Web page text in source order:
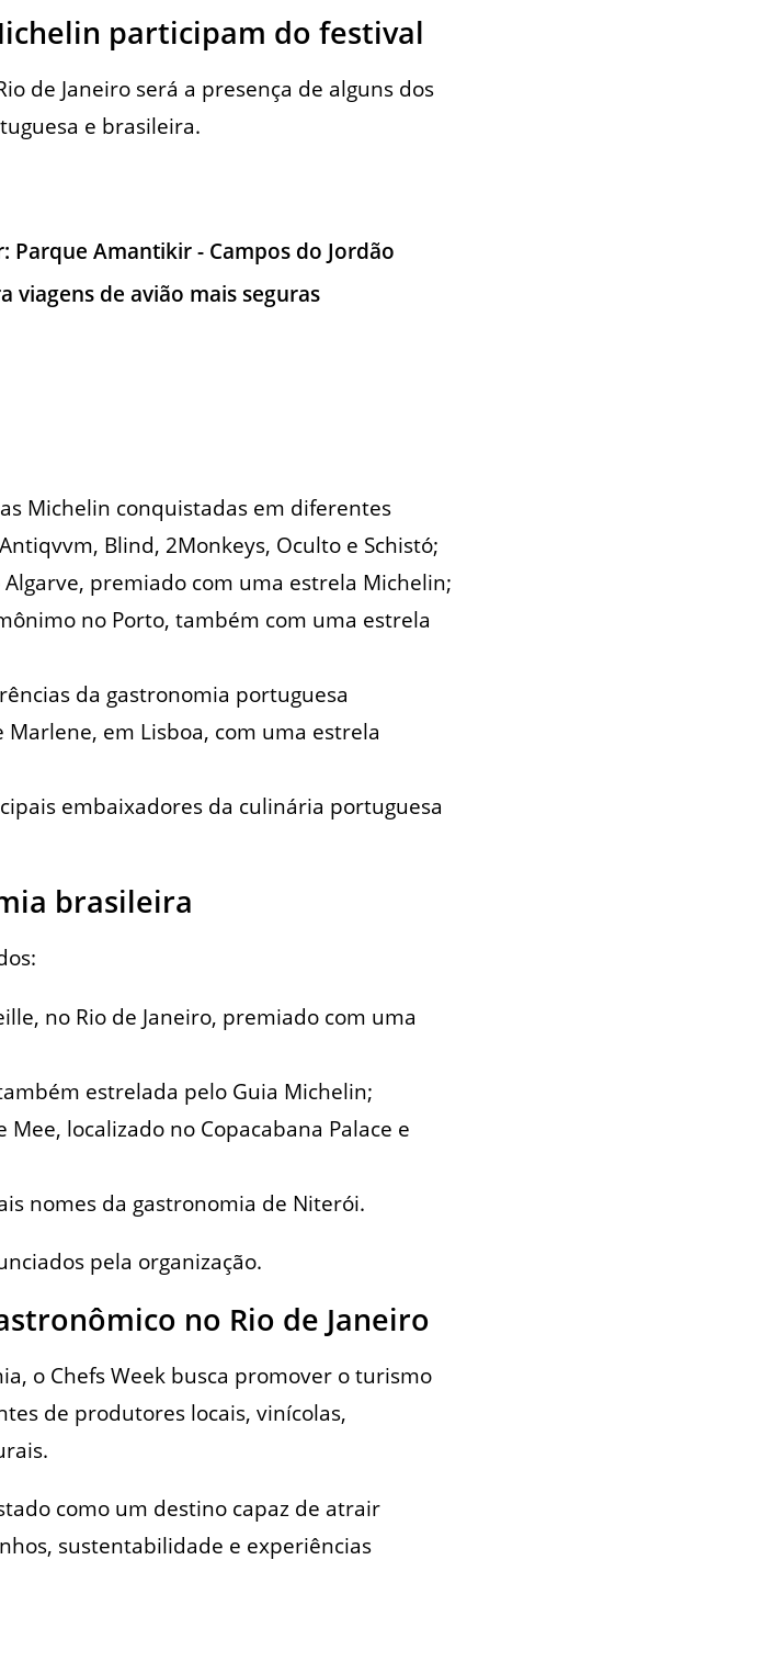
participam do festival
de Janeiro será a presença de alguns dos
e brasileira.
Parque Amantikir - Campos do Jordão
viagens de avião mais seguras
Michelin conquistadas em diferentes
Blind, 2Monkeys, Oculto e Schistó;
premiado com uma estrela Michelin;
no Porto, também com uma estrela
da gastronomia portuguesa
em Lisboa, com uma estrela
embaixadores da culinária portuguesa
brasileira
no Rio de Janeiro, premiado com uma
estrelada pelo Guia Michelin;
localizado no Copacabana Palace e
nomes da gastronomia de Niterói.
pela organização.
no Rio de Janeiro
o Chefs Week busca promover o turismo
de produtores locais, vinícolas,
como um destino capaz de atrair
sustentabilidade e experiências